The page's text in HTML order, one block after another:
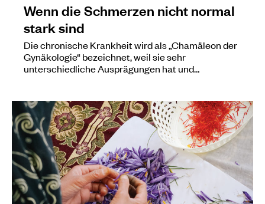
Wenn die Schmerzen nicht normal
stark sind
Die chronische Krankheit wird als „Chamäleon der
Gynäkologie“ bezeichnet, weil sie sehr
unterschiedliche Ausprägungen hat und…